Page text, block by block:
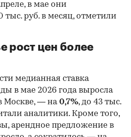
в мае они
тыс. руб. в месяц, отметили
рост цен более
медианная ставка
в мае 2026 года выросла
Москве, — на0,7%, до 43 тыс.
аналитики. Кроме того,
арендное предложение в